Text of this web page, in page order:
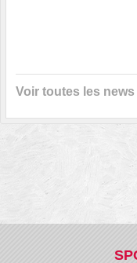
Voir toutes les news